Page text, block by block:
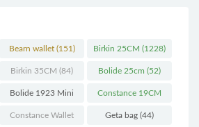
Bearn wallet(151) Birkin 25CM (1228)
Birkin 35CM (84) Bolide 25cm (52)
Bolide 1923 Mini
(93)
Constance 19CM
(571)
Constance Wallet Geta bag (44)